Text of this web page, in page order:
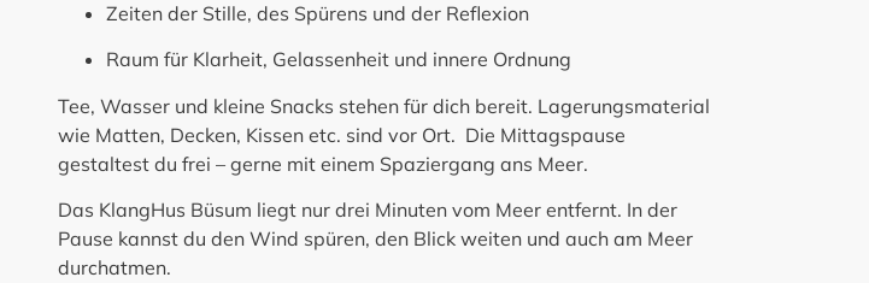
Zeiten der Stille, des Spürens und der Reflexion
Raum für Klarheit, Gelassenheit und innere Ordnung
Tee, Wasser und kleine Snacks stehen für dich bereit. Lagerungsmaterial
wie Matten, Decken, Kissen etc. sind vor Ort. Die Mittagspause
gestaltest du frei – gerne mit einem Spaziergang ans Meer.
Das KlangHus Büsum liegt nur drei Minuten vom Meer entfernt. In der
Pause kannst du den Wind spüren, den Blick weiten und auch am Meer
durchatmen.